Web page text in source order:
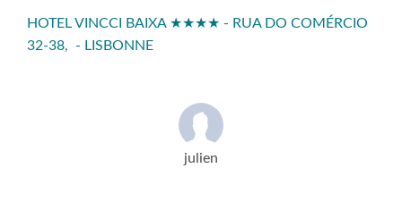
HOTEL VINCCI BAIXA ★★★★ - RUA DO COMÉRCIO
32-38, - LISBONNE
julien